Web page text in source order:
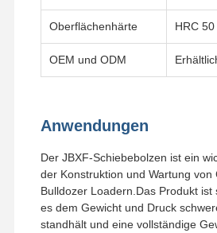
Oberflächenhärte HRC
OEM und ODM
Anwendungen
Der JBXF-Schiebebolzen ist ein
der Konstruktion und Wartung von
Bulldozer Loadern.Das Produkt ist
es dem Gewicht und Druck
standhält und eine vollständige